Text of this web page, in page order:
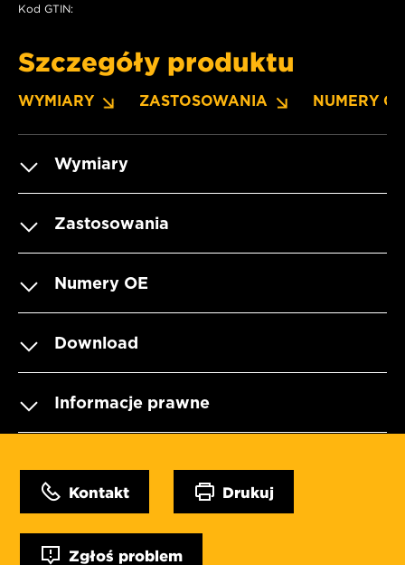
Kod GTIN:
Szczegóły produktu
WYMIARY ZASTOSOWANIA NUMERY OE
Wymiary
Zastosowania
Numery OE
Download
Informacje prawne
Kontakt Drukuj
Zgłoś problem